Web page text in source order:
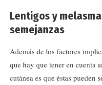
Lentigos y
semejanzas
Además de los factores
que hay que tener en cuenta
cutánea es que éstas pueden